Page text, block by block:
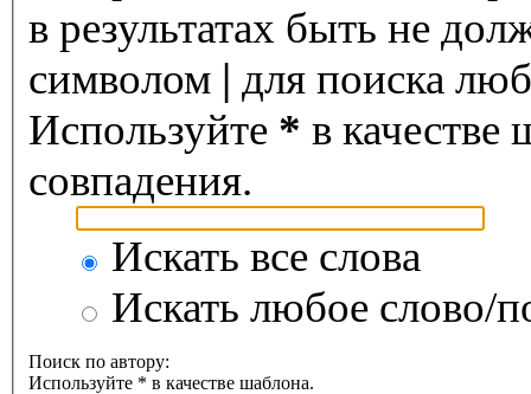
в результатах быть не
символом | для поиска
Используйте * в качестве
совпадения.
Искать все слова
Искать любое слово/
Поиск по автору:
Используйте * в качестве шаблона.